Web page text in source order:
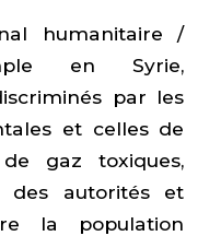
humanitaire /
en Syrie,
par les
et celles de
gaz toxiques,
des autorités et
la population